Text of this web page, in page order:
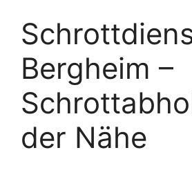
Bergheim –
der Nähe